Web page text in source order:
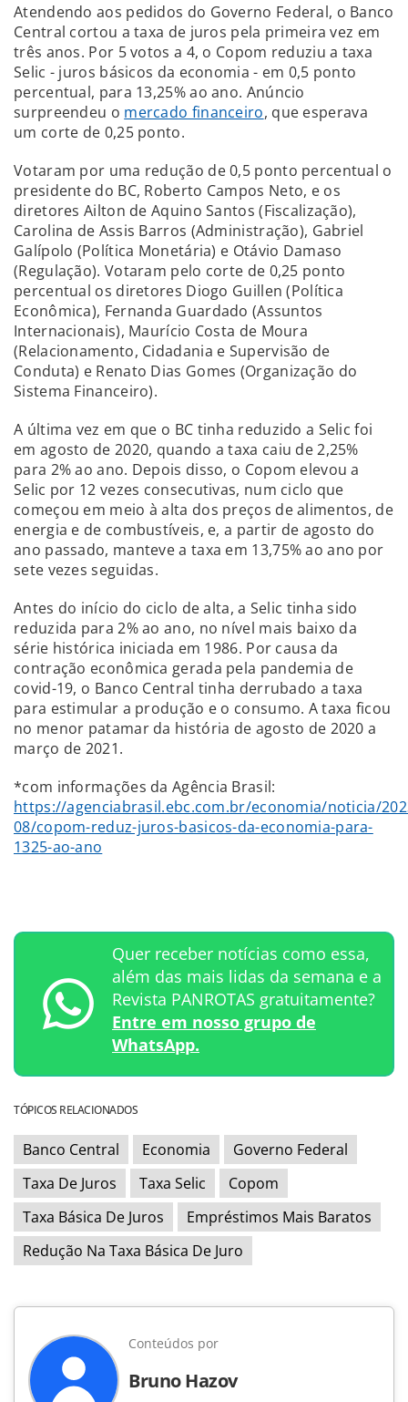
Atendendo aos pedidos do Governo Federal, o Banco
Central cortou a taxa de juros pela primeira vez em
três anos. Por 5 votos a 4, o Copom reduziu a taxa
Selic - juros básicos da economia - em 0,5 ponto
percentual, para 13,25% ao ano. Anúncio
surpreendeu o mercado financeiro, que esperava
um corte de 0,25 ponto.
Votaram por uma redução de 0,5 ponto percentual o
presidente do BC, Roberto Campos Neto, e os
diretores Ailton de Aquino Santos (Fiscalização),
Carolina de Assis Barros (Administração), Gabriel
Galípolo (Política Monetária) e Otávio Damaso
(Regulação). Votaram pelo corte de 0,25 ponto
percentual os diretores Diogo Guillen (Política
Econômica), Fernanda Guardado (Assuntos
Internacionais), Maurício Costa de Moura
(Relacionamento, Cidadania e Supervisão de
Conduta) e Renato Dias Gomes (Organização do
Sistema Financeiro).
A última vez em que o BC tinha reduzido a Selic foi
em agosto de 2020, quando a taxa caiu de 2,25%
para 2% ao ano. Depois disso, o Copom elevou a
Selic por 12 vezes consecutivas, num ciclo que
começou em meio à alta dos preços de alimentos, de
energia e de combustíveis, e, a partir de agosto do
ano passado, manteve a taxa em 13,75% ao ano por
sete vezes seguidas.
Antes do início do ciclo de alta, a Selic tinha sido
reduzida para 2% ao ano, no nível mais baixo da
série histórica iniciada em 1986. Por causa da
contração econômica gerada pela pandemia de
covid-19, o Banco Central tinha derrubado a taxa
para estimular a produção e o consumo. A taxa ficou
no menor patamar da história de agosto de 2020 a
março de 2021.
*com informações da Agência Brasil:
https://agenciabrasil.ebc.com.br/economia/noticia/
08/copom-reduz-juros-basicos-da-economia-para-
1325-ao-ano
Quer receber notícias como essa,
além das mais lidas da semana e a
Revista PANROTAS gratuitamente?
Entre em nosso grupo de
WhatsApp.
TÓPICOS RELACIONADOS
Banco Central Economia
Governo Federal
Taxa De Juros
Taxa Selic
Copom
Taxa Básica De Juros
Empréstimos Mais Baratos
Redução Na Taxa Básica De Juro
Conteúdos por
Bruno Hazov